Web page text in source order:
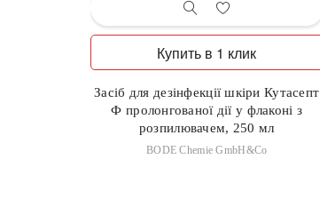
Купить в 1 клик
Засіб для дезінфекції шкіри Кутасепт
Ф пролонгованої дії у флаконі з
розпилювачем, 250 мл
BODE Chemie GmbH&Co